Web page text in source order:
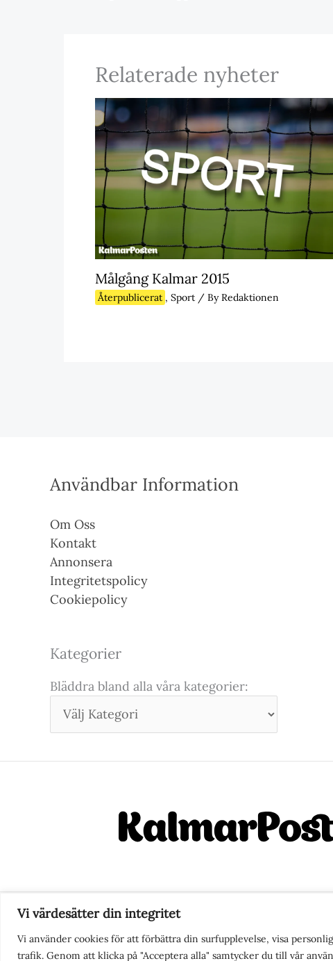
Vi värdesätter din integritet
Vi använder cookies för att förbättra din surfupplevelse, visa
trafik. Genom att klicka på "Acceptera alla" samtycker du till vår
Relaterade nyheter
Målgång Kalmar 2015
Återpublicerat , Sport / ByRedaktionen
Användbar Information
Om Oss
Kontakt
Annonsera
Integritetspolicy
Cookiepolicy
Kategorier
Bläddra bland alla våra kategorier:
Nyhetstips eller frågor?